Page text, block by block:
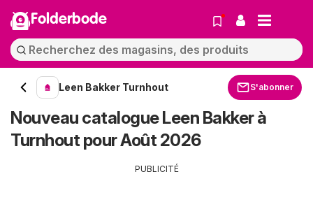
Folderbode
Leen Bakker Turnhout S'abonner
Nouveau catalogue Leen Bakker à
Turnhout pour Août 2026
PUBLICITÉ